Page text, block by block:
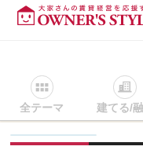
全テーマ 建てる/
賃貸経営ＴＯＰ 相続/